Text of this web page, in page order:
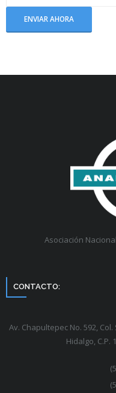
Asociación
CONTACTO:
Av. Chapultepec No. 592,
Hidalgo, C.P.